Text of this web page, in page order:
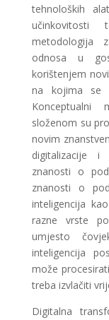
tehnoloških
učinkovitosti
metodologija
odnosa u
korištenjem
na kojima se
Konceptualni
složenom su
novim
digitalizacije i
znanosti o
znanosti o
inteligencija
razne vrste
umjesto
inteligencija
može
treba izvlačiti
Digitalna